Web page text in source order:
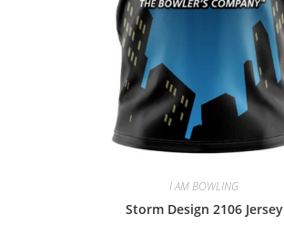
I AM BOWLING
Storm Design 2106 Jersey